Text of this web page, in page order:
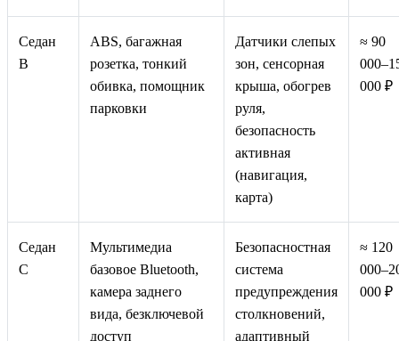
Седан
B
ABS, багажная
розетка, тонкий
обивка, помощник
парковки
Датчики слепых
зон, сенсорная
крыша, обогрев
руля,
безопасность
активная
(навигация,
карта)
≈ 90
000 ₽
Седан
C
Мультимедиа
базовое Bluetooth,
камера заднего
вида, безключевой
доступ
Безопасностная
система
предупреждения
столкновений,
адаптивный
≈ 120
000 ₽